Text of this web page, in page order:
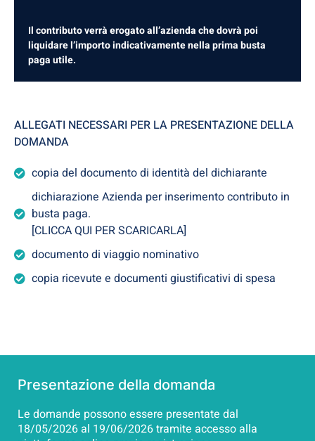
ALLEGATI NECESSARI PER LA PRESENTAZIONE DELLA
DOMANDA
copia del documento di identità del dichiarante
dichiarazione Azienda per inserimento contributo in
busta paga.
[CLICCA QUI PER SCARICARLA]
documento di viaggio nominativo
copia ricevute e documenti giustificativi di spesa
Il contributo verrà erogato all’azienda che dovrà poi
liquidare l’importo indicativamente nella prima busta
paga utile.
Presentazione della domanda
Le domande possono essere presentate dal
18/05/2026 al 19/06/2026 tramite accesso alla